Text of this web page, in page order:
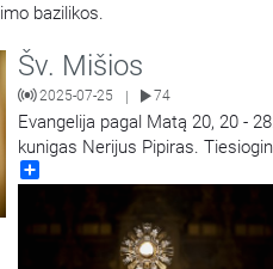
bazilikos.
Šv. Mišios
2025-07-25 | 74
Evangelija pagal Matą 20, 20 -
kunigas Nerijus Pipiras.
Viešpaties Apreiškimo Švč.